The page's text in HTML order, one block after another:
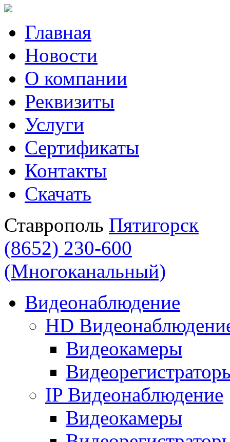
Главная
Новости
О компании
Реквизиты
Услуги
Сертификаты
Контакты
Скачать
Ставрополь Пятигорск
(8652) 230-600
(Многоканальный)
Видеонаблюдение
HD
Видеокамеры
IP Видеонаблюдение
Видеокамеры